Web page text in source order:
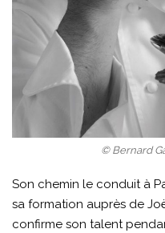
© Bernard
Son chemin le conduit à
sa formation auprès de
confirme son talent